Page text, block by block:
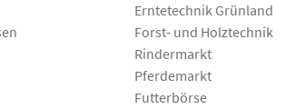
Erntetechnik Grünland
Forst- und Holztechnik
Rindermarkt
Pferdemarkt
Futterbörse